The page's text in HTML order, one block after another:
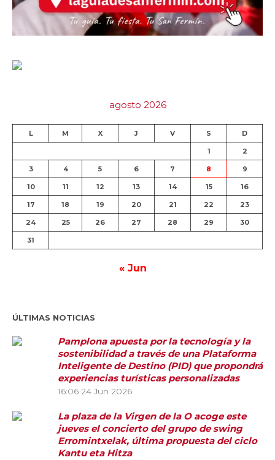
agosto 2026
L M X J V S D
1 2
3 4 5 6 7 8 9
10 11 12 13 14 15 16
17 18 19 20 21 22 23
24 25 26 27 28 29 30
31
« Jun
ÚLTIMAS NOTICIAS
Pamplona apuesta por la tecnología y la
sostenibilidad a través de una Plataforma
Inteligente de Destino (PID) que propondrá
experiencias turísticas personalizadas
16:06 24 Jun 2026
La plaza de la Virgen de la O acoge este
jueves el concierto del grupo de swing
Erromintxelak, última propuesta del ciclo
Kantu eta Hitza